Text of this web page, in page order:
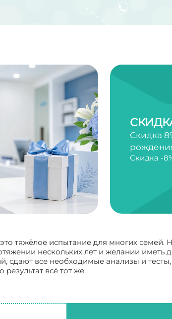
Скидка
Скидка -
тяжёлое испытание для многих
нескольких лет и желании иметь
сдают все необходимые анализы и
результат всё тот же.